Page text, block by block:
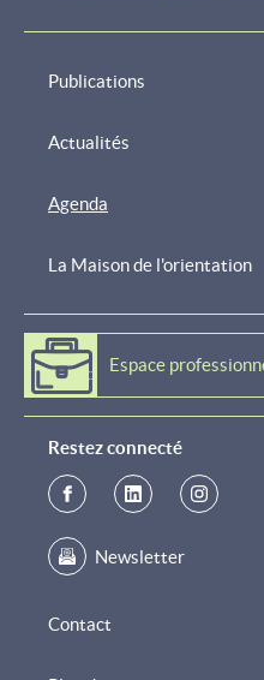
Publications
Actualités
Agenda
La Maison de l'orientation
Espace
Restez connecté
Newsletter
Contact